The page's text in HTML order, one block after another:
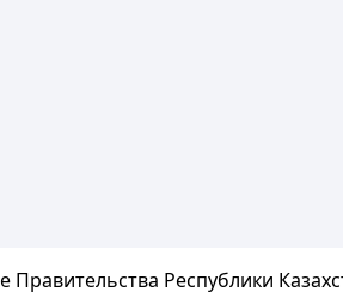
Правительства Республики